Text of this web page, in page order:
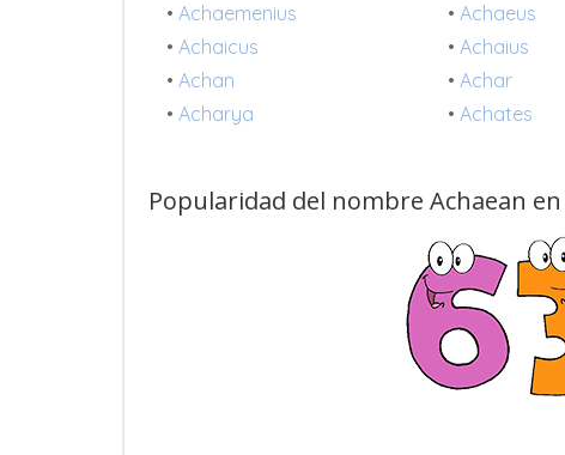
• Achaemenius •Achaeus
• Achaicus •Achaius
• Achan •Achar
• Acharya •Achates
Popularidad del nombre Achaean